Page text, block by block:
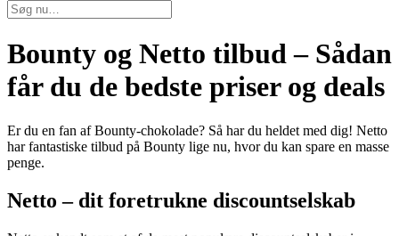
Bounty og Netto tilbud – Sådan
får du de bedste priser og deals
Er du en fan af Bounty-chokolade? Så har du heldet med dig! Netto
har fantastiske tilbud på Bounty lige nu, hvor du kan spare en masse
penge.
Netto – dit foretrukne discountselskab